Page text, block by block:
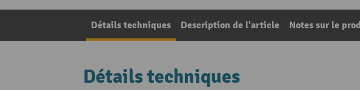
Détails techniques Description de l'article Notes sur le
Détails techniques